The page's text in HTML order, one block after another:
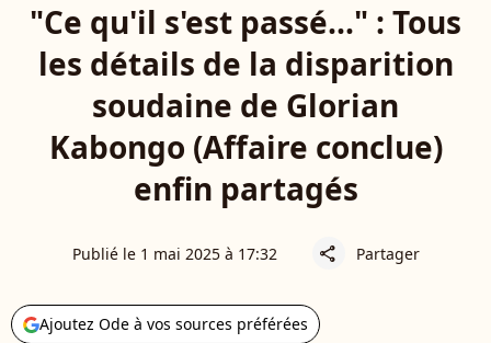
"Ce qu'il s'est passé..." : Tous
les détails de la disparition
soudaine de Glorian
Kabongo (Affaire conclue)
enfin partagés
Publié le 1 mai 2025 à 17:32 share Partager
Ajoutez Ode à vos sources préférées